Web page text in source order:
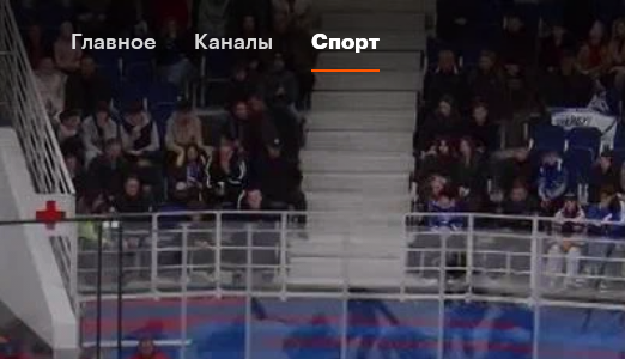
Главное Каналы Спорт
Главное Каналы Спорт